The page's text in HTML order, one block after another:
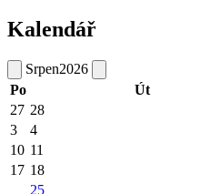
Kalendář
Srpen2026
Po
Út
27 28
3
4
10 11
17 18
25